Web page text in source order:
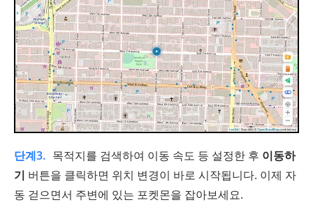
단계3. 목적지를 검색하여 이동 속도 등 설정한 후 이동하
기 버튼을 클릭하면 위치 변경이 바로 시작됩니다. 이제 자
동 걷으면서 주변에 있는 포켓몬을 잡아보세요.